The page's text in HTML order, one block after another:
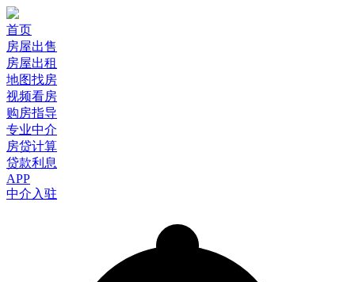
首页
房屋出售
房屋出租
地图找房
视频看房
购房指导
专业中介
房贷计算
贷款利息
APP
中介入驻